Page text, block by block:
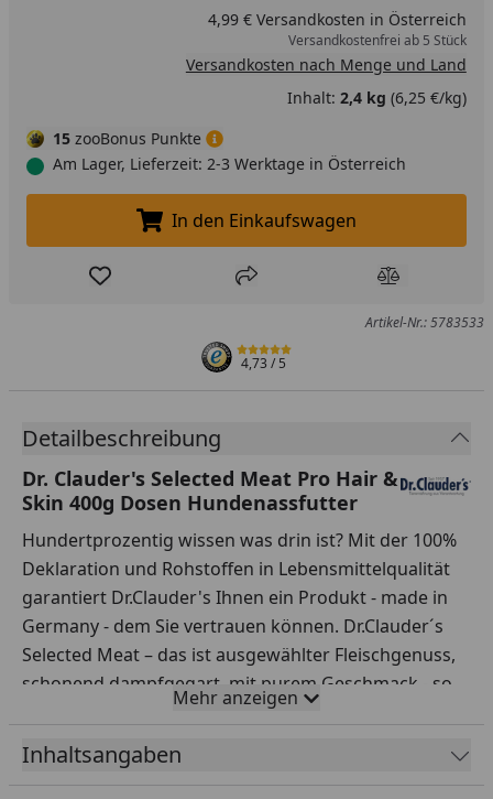
4,99 € Versandkosten in Österreich
Versandkostenfrei ab 5 Stück
Versandkosten nach Menge und Land
Inhalt: 2,4 kg (6,25 €/kg)
15 zooBonus Punkte
Am Lager, Lieferzeit: 2-3 Werktage in Österreich
In den Einkaufswagen legen
In den Einkaufswagen
Produkt zur Wunschliste hinzufügen
Teilen Produkt
Artikel-Nr.: 5783533
4,73/ 5
Detailbeschreibung
Dr. Clauder's Selected Meat Pro Hair &
Skin 400g Dosen Hundenassfutter
Hundertprozentig wissen was drin ist? Mit der 100%
Deklaration und Rohstoffen in Lebensmittelqualität
garantiert Dr.Clauder's Ihnen ein Produkt - made in
Germany - dem Sie vertrauen können. Dr.Clauder´s
Selected Meat – das ist ausgewählter Fleischgenuss,
schonend dampfgegart, mit purem Geschmack - so
füttern Sie Ihren Hund artgerecht und richtig.
Fütterungsempfehlung
Mehr anzeigen
Inhaltsangaben